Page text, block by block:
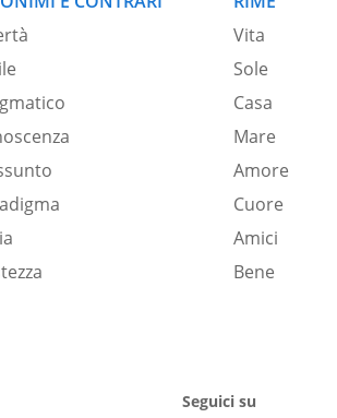
Vita
Sole
Casa
Mare
Amore
Cuore
Amici
Bene
Seguici su